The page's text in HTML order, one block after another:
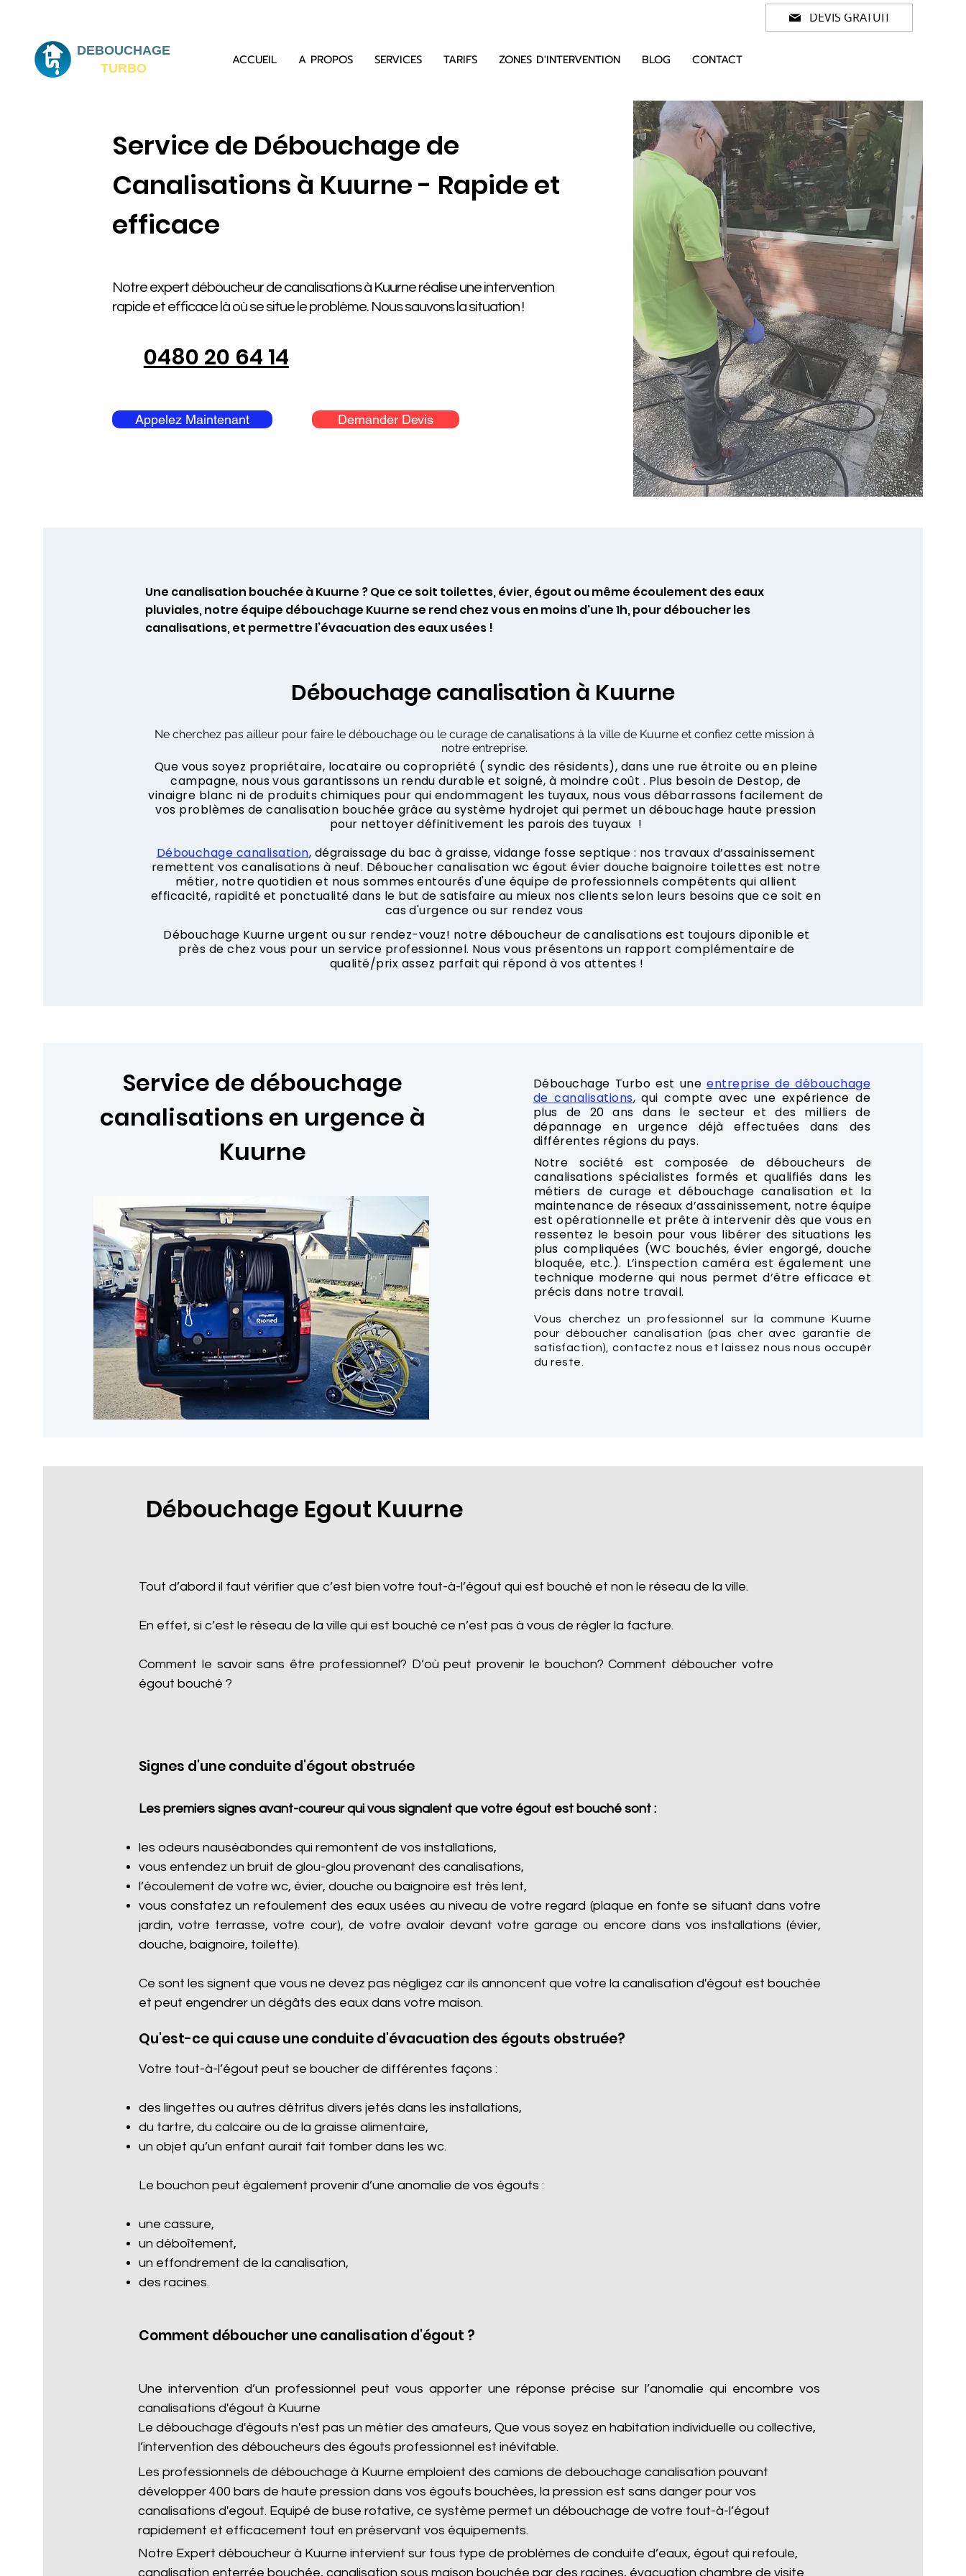
DEVIS GRATUIT
DEBOUCHAGE
TURBO
ACCUEIL A PROPOS SERVICES TARIFS ZONES D'INTERVENTION BLOG CONTACT
Service de Débouchage de
Canalisations à Kuurne - Rapide et
efficace
Notre expert déboucheur de canalisations à Kuurne réalise une intervention
rapide et efficace là où se situe le problème. Nous sauvons la situation !
0480 20 64 14
Appelez Maintenant Demander Devis
Une canalisation bouchée à Kuurne ? Que ce soit toilettes, évier, égout ou même écoulement des eaux
pluviales, notre équipe débouchage Kuurne se rend chez vous en moins d'une 1h, pour déboucher les
canalisations, et permettre l’évacuation des eaux usées !
Débouchage canalisation à Kuurne
Ne cherchez pas ailleur pour faire le débouchage ou le curage de canalisations à la ville de Kuurne et confiez cette mission à
notre entreprise.
Que vous soyez propriétaire, locataire ou copropriété ( syndic des résidents), dans une rue étroite ou en pleine
campagne, nous vous garantissons un rendu durable et soigné, à moindre coût . Plus besoin de Destop, de
vinaigre blanc ni de produits chimiques pour qui endommagent les tuyaux, nous vous débarrassons facilement de
vos problèmes de canalisation bouchée grâce au système hydrojet qui permet un débouchage haute pression
pour nettoyer définitivement les parois des tuyaux !
Débouchage canalisation, dégraissage du bac à graisse, vidange fosse septique : nos travaux d’assainissement
remettent vos canalisations à neuf. Déboucher canalisation wc égout évier douche baignoire toilettes est notre
métier, notre quotidien et nous sommes entourés d'une équipe de professionnels compétents qui allient
efficacité, rapidité et ponctualité dans le but de satisfaire au mieux nos clients selon leurs besoins que ce soit en
cas d'urgence ou sur rendez vous
Débouchage Kuurne urgent ou sur rendez-vouz! notre déboucheur de canalisations est toujours diponible et
près de chez vous pour un service professionnel. Nous vous présentons un rapport complémentaire de
qualité/prix assez parfait qui répond à vos attentes !
Service de débouchage
canalisations en urgence à
Kuurne
Débouchage Turbo est uneentreprise de débouchage
de canalisations, qui compte avec une expérience de
plus de 20 ans dans le secteur et des milliers de
dépannage en urgence déjà effectuées dans des
différentes régions du pays.
Notre société est composée de déboucheurs de
canalisations spécialistes formés et qualifiés dans les
métiers de curage et débouchage canalisation et la
maintenance de réseaux d’assainissement, notre équipe
est opérationnelle et prête à intervenir dès que vous en
ressentez le besoin pour vous libérer des situations les
plus compliquées (WC bouchés, évier engorgé, douche
bloquée, etc.). L’inspection caméra est également une
technique moderne qui nous permet d’être efficace et
précis dans notre travail.
Vous cherchez un professionnel sur la commune Kuurne
pour déboucher canalisation (pas cher avec garantie de
satisfaction), contactez nous et laissez nous nous occupér
du reste.
Débouchage Egout Kuurne
Tout d’abord il faut vérifier que c’est bien votre tout-à-l’égout qui est bouché et non le réseau de la ville.
En effet, si c’est le réseau de la ville qui est bouché ce n’est pas à vous de régler la facture.
Comment le savoir sans être professionnel? D’où peut provenir le bouchon? Comment déboucher votre
égout bouché ?
Signes d'une conduite d'égout obstruée
Les premiers signes avant-coureur qui vous signalent que votre égout est bouché sont :
les odeurs nauséabondes qui remontent de vos installations,
vous entendez un bruit de glou-glou provenant des canalisations,
l’écoulement de votre wc, évier, douche ou baignoire est très lent,
vous constatez un refoulement des eaux usées au niveau de votre regard (plaque en fonte se situant dans votre
jardin, votre terrasse, votre cour), de votre avaloir devant votre garage ou encore dans vos installations (évier,
douche, baignoire, toilette).
Ce sont les signent que vous ne devez pas négligez car ils annoncent que votre la canalisation d'égout est bouchée
et peut engendrer un dégâts des eaux dans votre maison.
Qu'est-ce qui cause une conduite d'évacuation des égouts obstruée?
Votre tout-à-l’égout peut se boucher de différentes façons :
des lingettes ou autres détritus divers jetés dans les installations,
du tartre, du calcaire ou de la graisse alimentaire,
un objet qu’un enfant aurait fait tomber dans les wc.
Le bouchon peut également provenir d’une anomalie de vos égouts :
une cassure,
un déboîtement,
un effondrement de la canalisation,
des racines.​
Comment déboucher une canalisation d'égout ?
Une intervention d’un professionnel peut vous apporter une réponse précise sur l’anomalie qui encombre vos
canalisations d'égout à Kuurne
Le débouchage d'égouts n'est pas un métier des amateurs, Que vous soyez en habitation individuelle ou collective,
l’intervention des déboucheurs des égouts professionnel est inévitable.
Les professionnels de débouchage à Kuurne emploient des camions de debouchage canalisation pouvant
développer 400 bars de haute pression dans vos égouts bouchées, la pression est sans danger pour vos
canalisations d'egout. Equipé de buse rotative, ce système permet un débouchage de votre tout-à-l’égout
rapidement et efficacement tout en préservant vos équipements.
Notre Expert déboucheur à Kuurne intervient sur tous type de problèmes de conduite d’eaux, égout qui refoule,
canalisation enterrée bouchée, canalisation sous maison bouchée par des racines, évacuation chambre de visite